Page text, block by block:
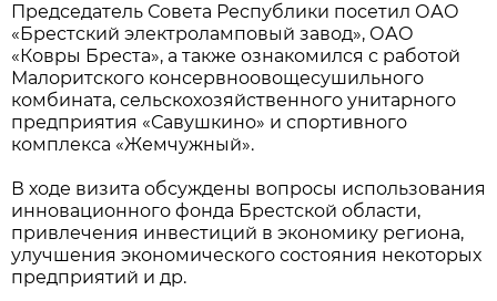
Председатель Совета Республики посетил ОАО
«Брестский электроламповый завод», ОАО
«Ковры Бреста», а также ознакомился с работой
Малоритского консервноовощесушильного
комбината, сельскохозяйственного унитарного
предприятия «Савушкино» и спортивного
комплекса «Жемчужный».
В ходе визита обсуждены вопросы использования
инновационного фонда Брестской области,
привлечения инвестиций в экономику региона,
улучшения экономического состояния некоторых
предприятий и др.